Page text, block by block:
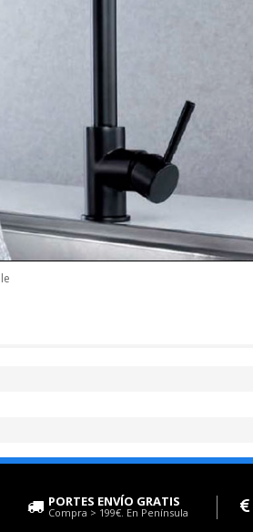
PORTES ENVÍO GRATIS
Compra > 199€. En Península